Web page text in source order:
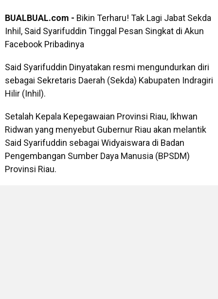
BUALBUAL.com - Bikin Terharu! Tak Lagi Jabat Sekda
Inhil, Said Syarifuddin Tinggal Pesan Singkat di Akun
Facebook Pribadinya
Said Syarifuddin Dinyatakan resmi mengundurkan diri
sebagai Sekretaris Daerah (Sekda) Kabupaten Indragiri
Hilir (Inhil).
Setalah Kepala Kepegawaian Provinsi Riau, Ikhwan
Ridwan yang menyebut Gubernur Riau akan melantik
Said Syarifuddin sebagai Widyaiswara di Badan
Pengembangan Sumber Daya Manusia (BPSDM)
Provinsi Riau.